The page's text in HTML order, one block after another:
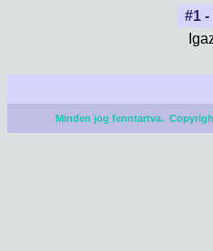
#1
Minden jog fenntartva.